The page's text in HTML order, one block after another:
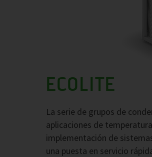
ECOLITE
La serie de grupos de
aplicaciones de
implementación de
una puesta en servicio